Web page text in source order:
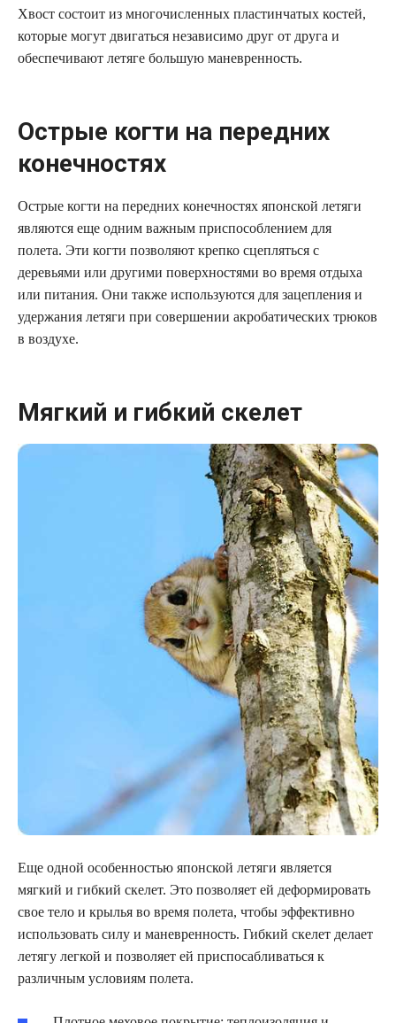
Хвост состоит из многочисленных пластинчатых костей,
которые могут двигаться независимо друг от друга и
обеспечивают летяге большую маневренность.
Острые когти на передних
конечностях
Острые когти на передних конечностях японской летяги
являются еще одним важным приспособлением для
полета. Эти когти позволяют крепко сцепляться с
деревьями или другими поверхностями во время отдыха
или питания. Они также используются для зацепления и
удержания летяги при совершении акробатических трюков
в воздухе.
Мягкий и гибкий скелет
Еще одной особенностью японской летяги является
мягкий и гибкий скелет. Это позволяет ей деформировать
свое тело и крылья во время полета, чтобы эффективно
использовать силу и маневренность. Гибкий скелет делает
летягу легкой и позволяет ей приспосабливаться к
различным условиям полета.